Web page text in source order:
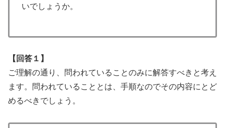
いでしょうか。
【回答１】
ご理解の通り、問われていることのみに解答すべきと考え
ます。問われていることとは、手順なのでその内容にとど
めるべきでしょう。